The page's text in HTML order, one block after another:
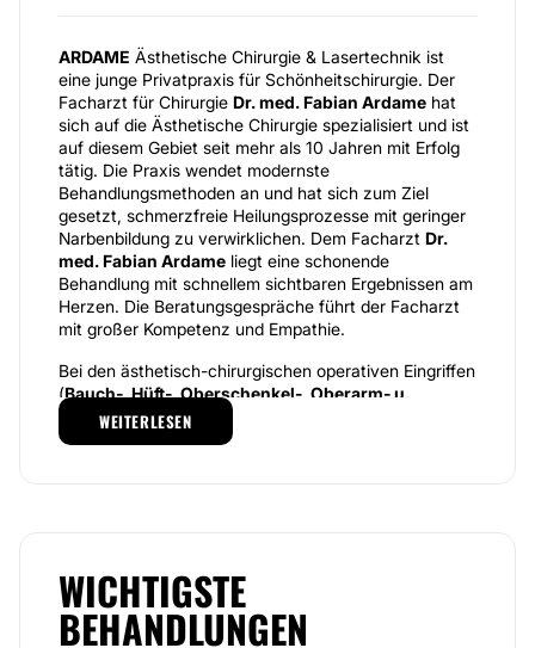
ARDAME Ästhetische Chirurgie & Lasertechnik ist
eine junge Privatpraxis für Schönheitschirurgie. Der
Facharzt für Chirurgie Dr. med. Fabian Ardame hat
sich auf die Ästhetische Chirurgie spezialisiert und ist
auf diesem Gebiet seit mehr als 10 Jahren mit Erfolg
tätig. Die Praxis wendet modernste
Behandlungsmethoden an und hat sich zum Ziel
gesetzt, schmerzfreie Heilungsprozesse mit geringer
Narbenbildung zu verwirklichen. Dem Facharzt Dr.
med. Fabian Ardame liegt eine schonende
Behandlung mit schnellem sichtbaren Ergebnissen am
Herzen. Die Beratungsgespräche führt der Facharzt
mit großer Kompetenz und Empathie.
Bei den ästhetisch-chirurgischen operativen Eingriffen
(Bauch-, Hüft-, Oberschenkel-, Oberarm- u.
Bruststraffung, Brustvergrößerung
und dergleichen) werden vornehmlich minimal-
Laserbehandlungen, Tattoo- und Haarentfernung,
Fettabsaugen, Ultraschall-Behandlung für Gesicht,
Hals und Dekolleté (Ultherapy-Lifting).
WEITERLESEN
WICHTIGSTE
BEHANDLUNGEN